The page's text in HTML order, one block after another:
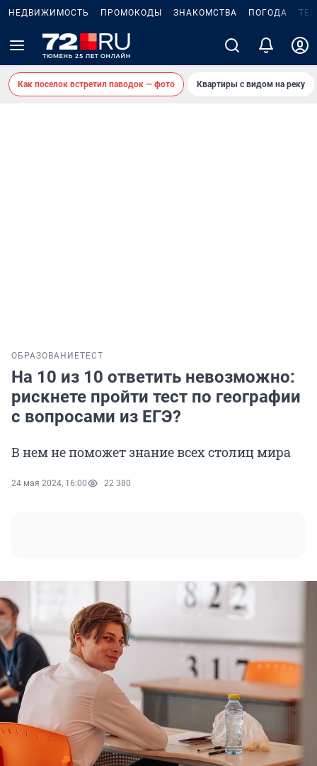
НЕДВИЖИМОСТЬ ПРОМОКОДЫ ЗНАКОМСТВА ПОГОДА
Как поселок встретил паводок — фото Квартиры с видом на реку
ОБРАЗОВАНИЕТЕСТ
На 10 из 10 ответить невозможно:
рискнете пройти тест по географии
с вопросами из ЕГЭ?
В нем не поможет знание всех столиц мира
24 мая 2024, 16:00 22 380